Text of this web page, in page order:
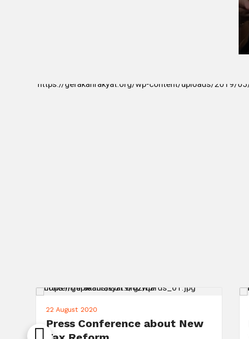
22 August 2020
Press Conference about New